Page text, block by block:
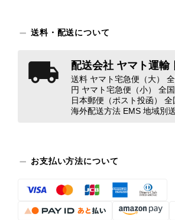
しないためです。また
映しております。 ご不
れた中で、率直なご意
だきましたことに感
今回のご指摘を重く受
商品の状態を丁寧に確
態が確認された場合
検品方法と状態の伝え
す。 オンラインでも安
態確認とご案内に努め
送料・配送について
配送会社 ヤマト運輸
送料 ヤマト宅急便（大）
円 ヤマト宅急便（小） 全
日本郵便（ポスト投函）
海外配送方法 EMS 地域別
お支払い方法について